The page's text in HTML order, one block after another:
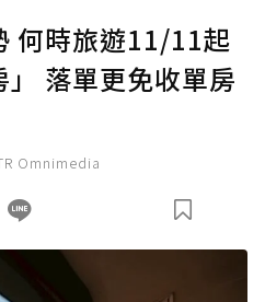
確認送出
0點；前往 購買點數
何時旅遊11/11起
落單更免收單房
Omnimedia